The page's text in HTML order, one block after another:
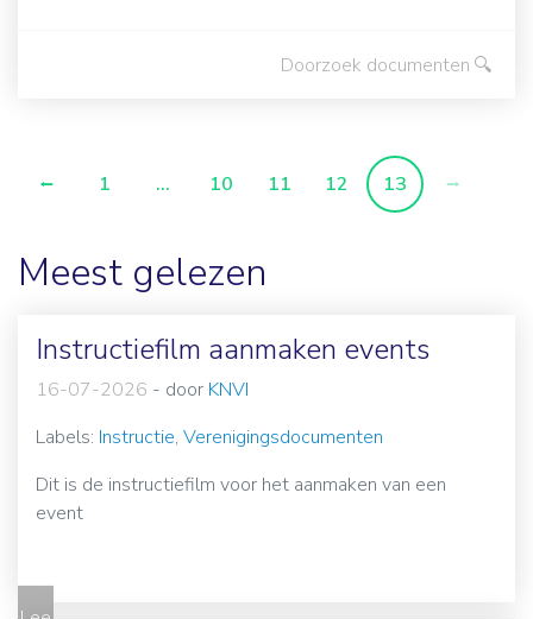
Doorzoek documenten
1 ... 10 11 12 13
Meest gelezen
Instructiefilm aanmaken events
16-07-2026 - door KNVI
Labels: Instructie, Verenigingsdocumenten
Dit is de instructiefilm voor het aanmaken van een
event